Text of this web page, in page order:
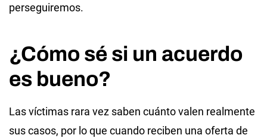
perseguiremos.
¿Cómo sé si un acuerdo
es bueno?
Las víctimas rara vez saben cuánto valen realmente
sus casos, por lo que cuando reciben una oferta de